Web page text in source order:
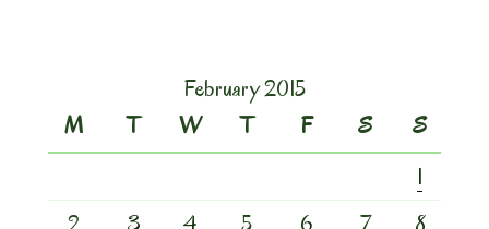
February 2015
M
T W T F S
S
1